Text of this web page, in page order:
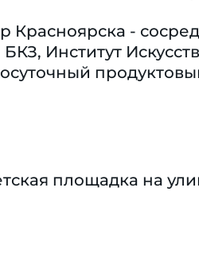
-
Институт
площадка на